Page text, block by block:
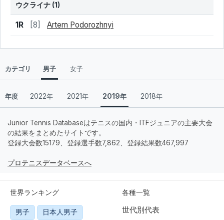
ウクライナ (1)
結果 シード 選手名
1R [8] Artem Podorozhnyi
カテゴリ 男子 女子
年度 2022年 2021年 2019年 2018年
Junior Tennis Databaseはテニスの国内・ITFジュニアの主要大会
の結果をまとめたサイトです。
登録大会数15179、登録選手数7,862、登録結果数467,997
プロテニスデータベースへ
世界ランキング
男子 日本人男子
各種一覧
世代別代表